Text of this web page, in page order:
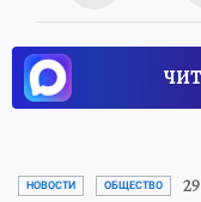
НОВОСТИ ОБЩЕСТВО